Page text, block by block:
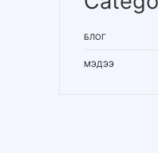
БЛОГ
МЭДЭЭ